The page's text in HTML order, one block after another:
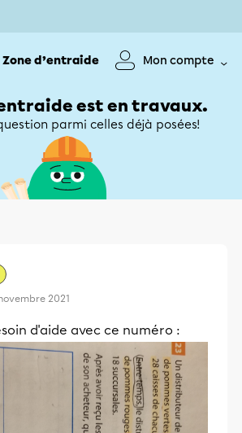
Zone d’entraide Mon compte
est en travaux.
parmi celles déjà posées!
2021
d'aide avec ce numéro :